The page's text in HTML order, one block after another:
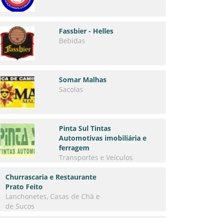
Fassbier - Helles
Bebidas
Somar Malhas
Sacolas
Pinta Sul Tintas
Automotivas imobiliária e
ferragem
Transportes e Veículos
Churrascaria e Restaurante
Prato Feito
Lanchonetes, Casas de Chá e
de Sucos